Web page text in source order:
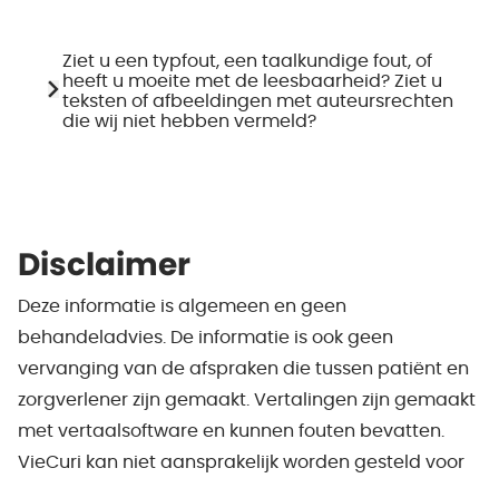
Ziet u een typfout, een taalkundige fout, of
heeft u moeite met de leesbaarheid? Ziet u
teksten of afbeeldingen met auteursrechten
die wij niet hebben vermeld?
Disclaimer
Deze informatie is algemeen en geen
behandeladvies. De informatie is ook geen
vervanging van de afspraken die tussen patiënt en
zorgverlener zijn gemaakt. Vertalingen zijn gemaakt
met vertaalsoftware en kunnen fouten bevatten.
VieCuri kan niet aansprakelijk worden gesteld voor